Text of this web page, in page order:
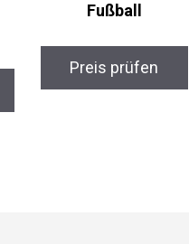
Fußball
Preis prüfen